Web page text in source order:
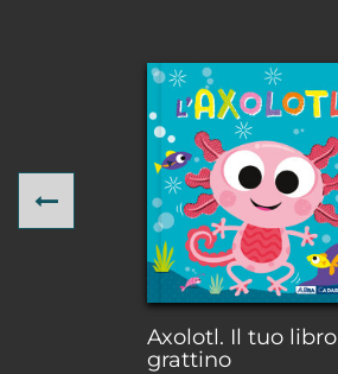
Axolotl. Il tuo libro
grattino
Previous